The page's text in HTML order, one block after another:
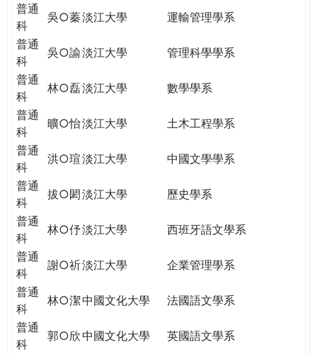
普通
科
吳○蓁淡江大學
運輸管理學系
普通
科
吳○諭淡江大學
管理科學學系
普通
科
林○磊淡江大學
數學學系
普通
科
曠○怡淡江大學
土木工程學系
普通
科
洪○瑄淡江大學
中國文學學系
普通
科
拔○閎淡江大學
歷史學系
普通
科
林○伃淡江大學
西班牙語文學系
普通
科
謝○祈淡江大學
企業管理學系
普通
科
林○潔中國文化大學
法國語文學系
普通
科
郭○欣中國文化大學
英國語文學系